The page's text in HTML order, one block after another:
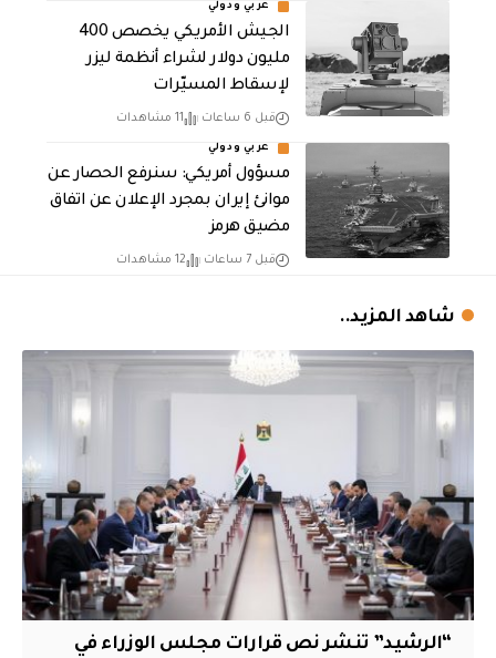
عربي ودولي
الجيش الأمريكي يخصص 400
مليون دولار لشراء أنظمة ليزر
لإسقاط المسيّرات
قبل 6 ساعات 11 مشاهدات
عربي ودولي
مسؤول أمريكي: سنرفع الحصار عن
موانئ إيران بمجرد الإعلان عن اتفاق
مضيق هرمز
قبل 7 ساعات 12 مشاهدات
شاهد المزيد..
“الرشيد” تنشر نص قرارات مجلس الوزراء في